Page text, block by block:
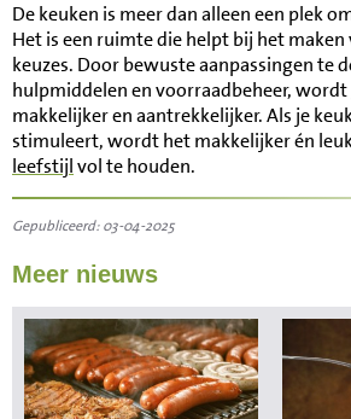
De keuken is meer dan alleen een plek
Het is een ruimte die helpt bij het maken
keuzes. Door bewuste aanpassingen te
hulpmiddelen en voorraadbeheer, wordt
makkelijker en aantrekkelijker. Als je
stimuleert, wordt het makkelijker én
leefstijlvol te houden.
Gepubliceerd: 03-04-2025
Meer nieuws